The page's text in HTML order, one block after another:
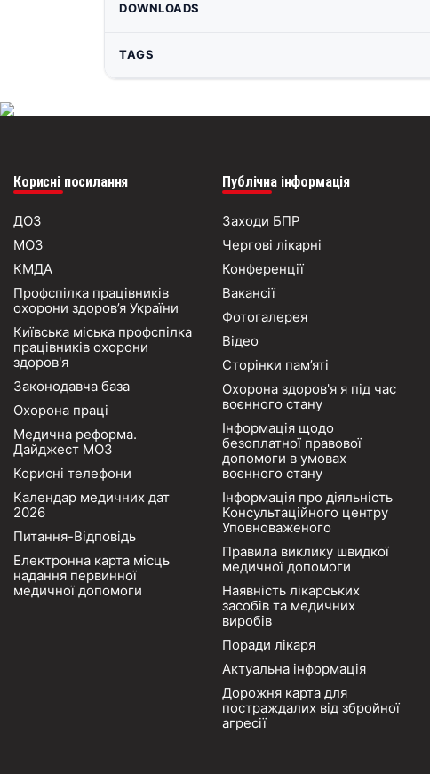
DOWNLOADS
TAGS
Корисні посилання
ДОЗ
МОЗ
КМДА
Профспілка працівників
охорони здоров’я України
Київська міська профспілка
працівників охорони
здоров'я
Законодавча база
Охорона праці
Медична реформа.
Дайджест МОЗ
Корисні телефони
Календар медичних дат
2026
Питання-Відповідь
Електронна карта місць
надання первинної
медичної допомоги
Публічна інформація
Заходи БПР
Чергові лікарні
Конференції
Вакансії
Фотогалерея
Відео
Сторінки пам’яті
Охорона здоров'я я під час
воєнного стану
Інформація щодо
безоплатної правової
допомоги в умовах
воєнного стану
Інформація про діяльність
Консультаційного центру
Уповноваженого
Правила виклику швидкої
медичної допомоги
Наявність лікарських
засобів та медичних
виробів
Поради лікаря
Актуальна інформація
Дорожня карта для
постраждалих від збройної
агресії